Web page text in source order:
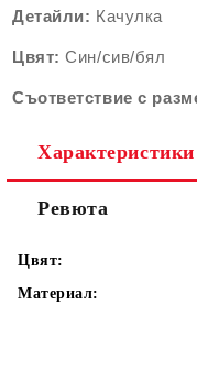
Детайли: Качулка
Цвят:Син/сив/бял
Съответствие с
Характеристики
Ревюта
Цвят:
Материал: